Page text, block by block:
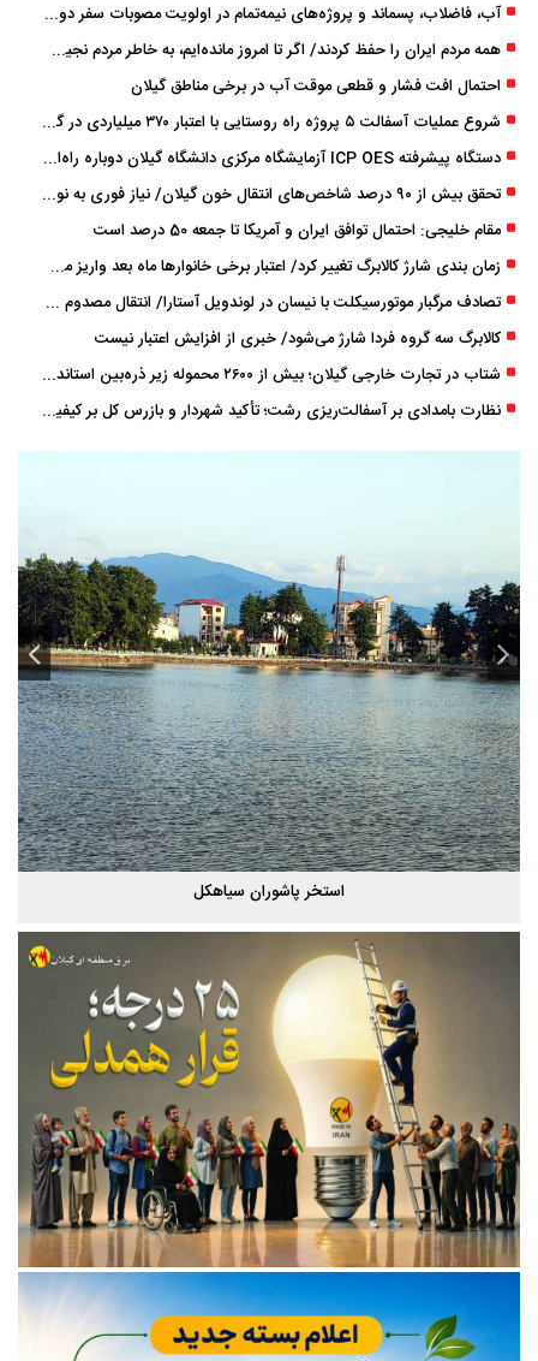
آب، فاضلاب، پسماند و پروژه‌های نیمه‌تمام در اولویت مصوبات سفر دولت
همه مردم ایران را حفظ کردند/ اگر تا امروز مانده‌ایم، به ‌خاطر مردم نجیب ایران بوده است
احتمال افت فشار و قطعی موقت آب در برخی مناطق گیلان
شروع عملیات آسفالت ۵ پروژه راه ‌روستایی با اعتبار ۳۷۰ میلیاردی در گیلان
دستگاه پیشرفته ICP OES آزمایشگاه مرکزی دانشگاه گیلان دوباره راه‌اندازی شد
تحقق بیش از ۹۰ درصد شاخص‌های انتقال خون گیلان/ نیاز فوری به نوسازی تجهیزات آزمایشگاهی
مقام خلیجی: احتمال توافق ایران و آمریکا تا جمعه 50 درصد است
زمان ‌بندی شارژ کالابرگ تغییر کرد/ اعتبار برخی خانوارها ماه بعد واریز می‌شود
تصادف مرگبار موتورسیکلت با نیسان در لوندویل آستارا/ انتقال مصدوم با اورژانس هوایی به رشت
کالابرگ سه گروه فردا شارژ می‌شود/ خبری از افزایش اعتبار نیست
شتاب در تجارت خارجی گیلان؛ بیش از ۲۶۰۰ محموله زیر ذره‌بین استاندارد
نظارت بامدادی بر آسفالت‌ریزی رشت؛ تأکید شهردار و بازرس کل بر کیفیت اجرای پروژه‌ها
استخر پاشوران سیاهکل